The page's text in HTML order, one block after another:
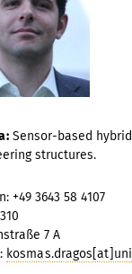
Sensor-based
structures.
+49 3643 58 4107
7 A